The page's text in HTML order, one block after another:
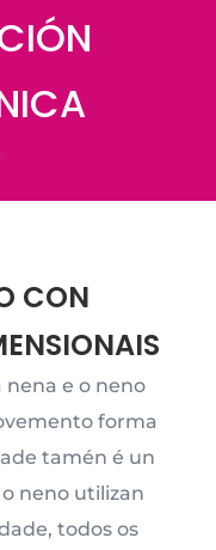
CON
nena e o neno
forma
tamén é un
neno utilizan
todos os